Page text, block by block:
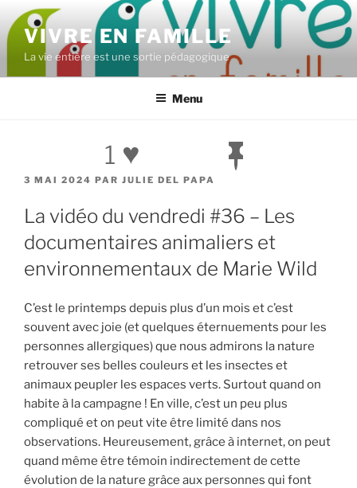
Aller
au
contenuVIVRE EN FAMILLE
La vie entière est une sortie pédagogique
Menu
1 ♥
PUBLIÉ
3 MAI 2024 PAR JULIE DEL PAPA
La vidéo du vendredi #36 – Les
documentaires animaliers et
environnementaux de Marie Wild
C’est le printemps depuis plus d’un mois et c’est
souvent avec joie (et quelques éternuements pour les
personnes allergiques) que nous admirons la nature
retrouver ses belles couleurs et les insectes et
animaux peupler les espaces verts. Surtout quand on
habite à la campagne ! En ville, c’est un peu plus
compliqué et on peut vite être limité dans nos
observations. Heureusement, grâce à internet, on peut
quand même être témoin indirectement de cette
évolution de la nature grâce aux personnes qui font